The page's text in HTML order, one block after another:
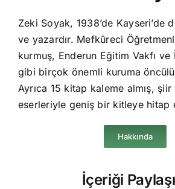
Zeki Soyak, 1938’de Kayseri’de
ve yazardır. Mefkûreci
kurmuş, Enderun Eğitim Vakfı ve
gibi birçok önemli kuruma
Ayrıca 15 kitap kaleme almış,
eserleriyle geniş bir kitleye hitap
Hakkında
İçeriği